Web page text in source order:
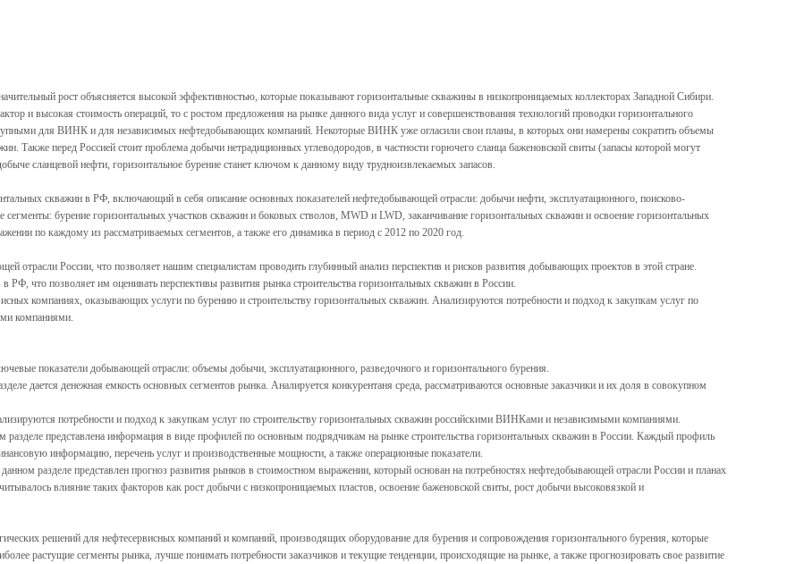
рост объясняется высокой эффективностью, которые показывают горизонтальные скважины в низкопроницаемых коллекторах Западной Сибири.
и высокая стоимость операций, то с ростом предложения на рынке данного вида услуг и совершенствования технологий проводки горизонтального
для ВИНК и для независимых нефтедобывающих компаний. Некоторые ВИНК уже огласили свои планы, в которых они намерены сократить объемы
Также перед Россией стоит проблема добычи нетрадиционных углеводородов, в частности горючего сланца баженовской свиты (запасы которой могут
сланцевой нефти, горизонтальное бурение станет ключом к данному виду трудноизвлекаемых запасов.
скважин в РФ, включающий в себя описание основных показателей нефтедобывающей отрасли: добычи нефти, эксплуатационного, поисково-
бурение горизонтальных участков скважин и боковых стволов, MWD и LWD, заканчивание горизонтальных скважин и освоение горизонтальных
по каждому из рассматриваемых сегментов, а также его динамика в период с 2012 по 2020 год.
отрасли России, что позволяет нашим специалистам проводить глубинный анализ перспектив и рисков развития добывающих проектов в этой стране.
что позволяет им оценивать перспективы развития рынка строительства горизонтальных скважин в России.
компаниях, оказывающих услуги по бурению и строительству горизонтальных скважин. Анализируются потребности и подход к закупкам услуг по
компаниями.
показатели добывающей отрасли: объемы добычи, эксплуатационного, разведочного и горизонтального бурения.
дается денежная емкость основных сегментов рынка. Аналируется конкурентаня среда, рассматриваются основные заказчики и их доля в совокупном
потребности и подход к закупкам услуг по строительству горизонтальных скважин российскими ВИНКами и независимыми компаниями.
разделе представлена информация в виде профилей по основным подрядчикам на рынке строительства горизонтальных скважин в России. Каждый профиль
информацию, перечень услуг и производственные мощности, а также операционные показатели.
разделе представлен прогноз развития рынков в стоимостном выражении, который основан на потребностях нефтедобывающей отрасли России и планах
влияние таких факторов как рост добычи с низкопроницаемых пластов, освоение баженовской свиты, рост добычи высоковязкой и
решений для нефтесервисных компаний и компаний, производящих оборудование для бурения и сопровождения горизонтального бурения, которые
растущие сегменты рынка, лучше понимать потребности заказчиков и текущие тенденции, происходящие на рынке, а также прогнозировать свое развитие